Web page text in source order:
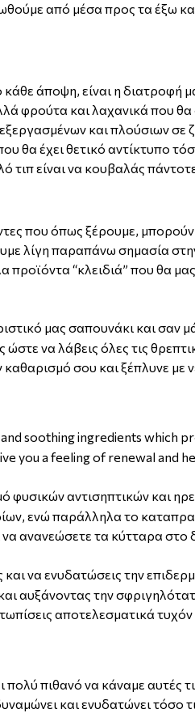
από μέσα προς τα έξω
άποψη, είναι η διατροφή
φρούτα και λαχανικά που θα
και πλούσιων σε
θα έχει θετικό αντίκτυπο
τιπ είναι να κουβαλάς
που όπως ξέρουμε,
λίγη παραπάνω σημασία
“κλειδιά” που θα
μας σαπουνάκι και
να λάβεις όλες τις
σου και ξέπλυνε με
soothing ingredients which
you a feeling of renewal and
φυσικών αντισηπτικών και
ενώ παράλληλα το
ανανεώσετε τα κύτταρα στο
και να ενυδατώσεις την
αυξάνοντας την
αποτελεσματικά
πιθανό να κάναμε αυτές
και ενυδατώνει τόσο